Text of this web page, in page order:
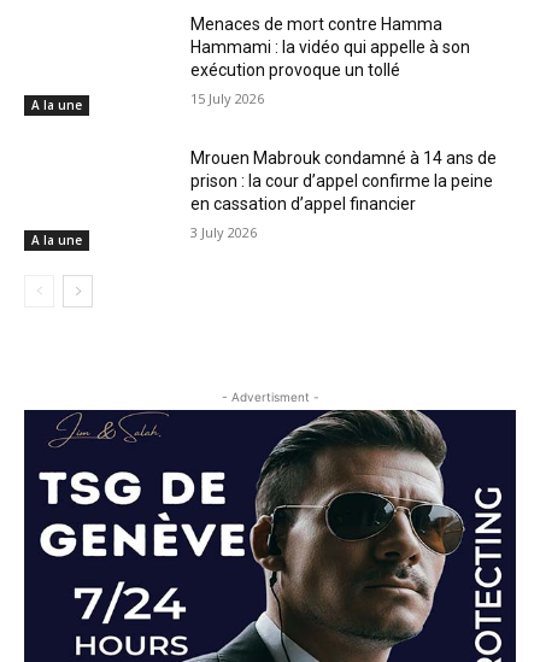
A la une
Menaces de mort contre Hamma
Hammami : la vidéo qui appelle à son
exécution provoque un tollé
15 July 2026
A la une
Mrouen Mabrouk condamné à 14 ans de
prison : la cour d’appel confirme la peine
en cassation d’appel financier
3 July 2026
- Advertisment -